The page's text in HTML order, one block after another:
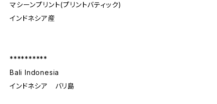
マシーンプリント(プリントバティック)
インドネシア産
**********
Bali Indonesia
インドネシア バリ島